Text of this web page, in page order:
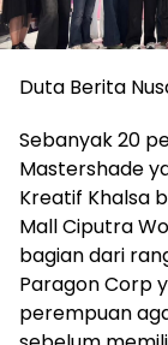
Duta Berita
Sebanyak 20
Mastershade
Kreatif Khalsa
Mall Ciputra
bagian dari
Paragon Corp
perempuan